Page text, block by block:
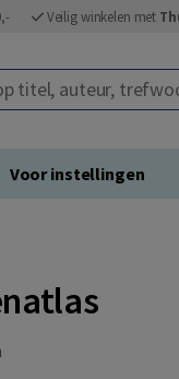
Veilig winkelen met
auteur, trefwoord
Voor instellingen